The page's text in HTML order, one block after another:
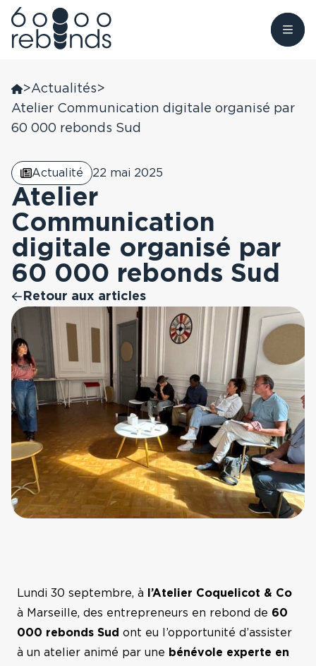
au
contenu
Nous connaître
L’Observatoire du
Rebond
Nos soutiens
Nos actualités
Prix Guillaume Mulliez
La Nuit de la
Résilience
FAQ
Contact
Nous trouver
Auvergne Rhône-
Alpes
Grand Est
Grand Ouest
Hauts-de-France
La Réunion
Nouvelle Aquitaine
Occitanie
Sud
Bourgogne Franche-
Comté
Donner
Devenir Bénévole
Faire un don
Être accompagné
>Actualités>
Atelier Communication digitale organisé par
60 000 rebonds Sud
Actualité 22 mai 2025
Atelier
Communication
digitale organisé par
60 000 rebonds Sud
Retour aux articles
Lundi 30 septembre, à
l’Atelier Coquelicot & Co
à Marseille, des entrepreneurs en rebond de 60
000 rebonds Sud ont eu l’opportunité d’assister
à un atelier animé par une bénévole experte en